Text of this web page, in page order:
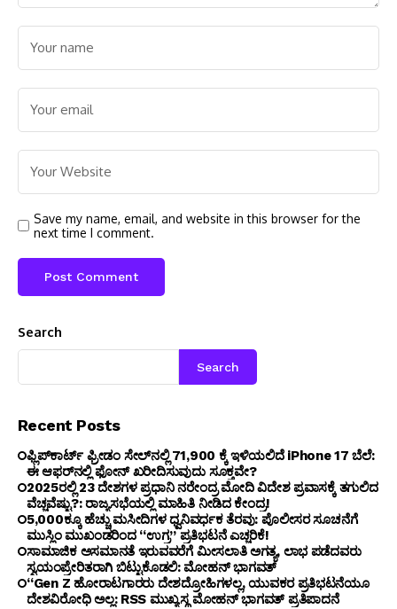
Save my name, email, and website in this browser for the
next time I comment.
Search
Search
Recent Posts
ಫ್ಲಿಪ್‌ಕಾರ್ಟ್ ಫ್ರೀಡಂ ಸೇಲ್‌ನಲ್ಲಿ ₹71,900 ಕ್ಕೆ ಇಳಿಯಲಿದೆ iPhone 17 ಬೆಲೆ:
ಈ ಆಫರ್‌ನಲ್ಲಿ ಫೋನ್ ಖರೀದಿಸುವುದು ಸೂಕ್ತವೇ?
2025ರಲ್ಲಿ 23 ದೇಶಗಳ ಪ್ರಧಾನಿ ನರೇಂದ್ರ ಮೋದಿ ವಿದೇಶ ಪ್ರವಾಸಕ್ಕೆ ತಗುಲಿದ
ವೆಚ್ಚವೆಷ್ಟು?: ರಾಜ್ಯಸಭೆಯಲ್ಲಿ ಮಾಹಿತಿ ನೀಡಿದ ಕೇಂದ್ರ!
5,000ಕ್ಕೂ ಹೆಚ್ಚು ಮಸೀದಿಗಳ ಧ್ವನಿವರ್ಧಕ ತೆರವು: ಪೊಲೀಸರ ಸೂಚನೆಗೆ
ಮುಸ್ಲಿಂ ಮುಖಂಡರಿಂದ “ಉಗ್ರ” ಪ್ರತಿಭಟನೆ ಎಚ್ಚರಿಕೆ!
ಸಾಮಾಜಿಕ ಅಸಮಾನತೆ ಇರುವವರೆಗೆ ಮೀಸಲಾತಿ ಅಗತ್ಯ, ಲಾಭ ಪಡೆದವರು
ಸ್ವಯಂಪ್ರೇರಿತರಾಗಿ ಬಿಟ್ಟುಕೊಡಲಿ: ಮೋಹನ್ ಭಾಗವತ್
“Gen Z ಹೋರಾಟಗಾರರು ದೇಶದ್ರೋಹಿಗಳಲ್ಲ, ಯುವಕರ ಪ್ರತಿಭಟನೆಯೂ
ದೇಶವಿರೋಧಿ ಅಲ್ಲ: RSS ಮುಖ್ಯಸ್ಥ ಮೋಹನ್ ಭಾಗವತ್ ಪ್ರತಿಪಾದನೆ